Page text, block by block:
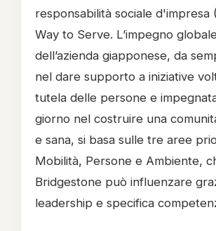
responsabilità sociale d'impresa
Way to Serve. L’impegno
dell’azienda giapponese, da
nel dare supporto a iniziative
tutela delle persone e
giorno nel costruire una
e sana, si basa sulle tre aree
Mobilità, Persone e Ambiente,
Bridgestone può influenzare
leadership e specifica